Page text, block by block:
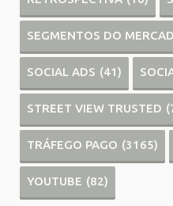
SEGMENTOS DO
SOCIAL ADS (41)
STREET VIEW TRUSTED
TRÁFEGO PAGO (3165)
YOUTUBE (82)